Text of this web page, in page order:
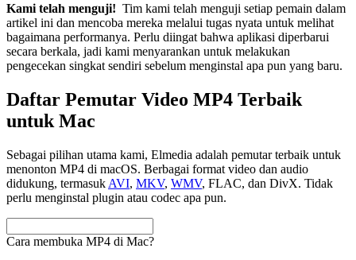
Kami telah menguji! Tim kami telah menguji setiap pemain dalam
artikel ini dan mencoba mereka melalui tugas nyata untuk melihat
bagaimana performanya. Perlu diingat bahwa aplikasi diperbarui
secara berkala, jadi kami menyarankan untuk melakukan
pengecekan singkat sendiri sebelum menginstal apa pun yang baru.
Daftar Pemutar Video MP4 Terbaik
untuk Mac
Sebagai pilihan utama kami, Elmedia adalah pemutar terbaik untuk
menonton MP4 di macOS. Berbagai format video dan audio
didukung, termasuk AVI, MKV, WMV, FLAC, dan DivX. Tidak
perlu menginstal plugin atau codec apa pun.
Cara membuka MP4 di Mac?